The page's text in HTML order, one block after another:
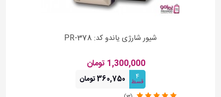
شیور شارژی یاندو کد: PR-378
1,300,000 تومان
4
قسط 360,750 تومان